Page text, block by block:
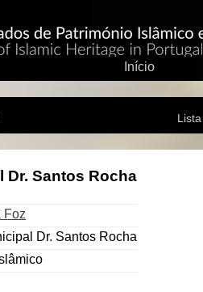
Início
Dr. Santos Rocha
Foz
Dr. Santos Rocha